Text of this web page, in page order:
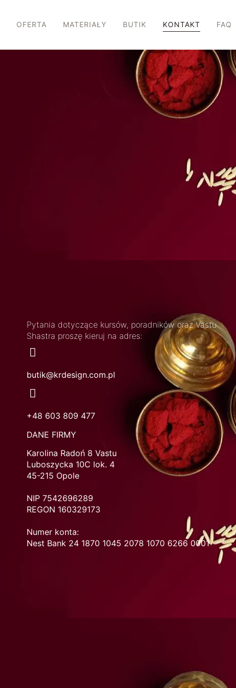
OFERTA MATERIAŁY BUTIK KONTAKT FAQ
Pytania dotyczące kursów, poradników oraz Vastu
Shastra proszę kieruj na adres:
butik@krdesign.com.pl
+48 603 809 477
DANE FIRMY
Karolina Radoń 8 Vastu
Luboszycka 10C lok. 4
45-215 Opole
NIP 7542696289
REGON 160329173
Numer konta:
Nest Bank 24 1870 1045 2078 1070 6266 0001